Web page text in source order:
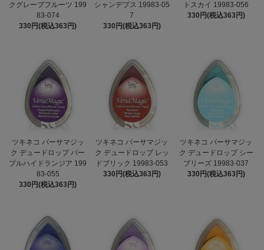
クグレープフルーツ 199
83-074
330円(税込363円)
シャンデプス 19983-05
7
330円(税込363円)
トスカイ 19983-056
330円(税込363円)
ツキネコ バーサマジッ
ク デュードロップ パー
プルハイドランジア 199
83-055
330円(税込363円)
ツキネコ バーサマジッ
ク デュードロップ レッ
ドブリック 19983-053
330円(税込363円)
ツキネコ バーサマジッ
ク デュードロップ シー
ブリーズ 19983-037
330円(税込363円)